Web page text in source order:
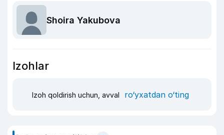
Shoira Yakubova
Izohlar
Izoh qoldirish uchun, avval ro‘yxatdan o‘ting